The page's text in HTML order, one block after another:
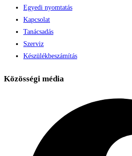
Egyedi nyomtatás
Kapcsolat
Tanácsadás
Szerviz
Készülékbeszámítás
Közösségi média